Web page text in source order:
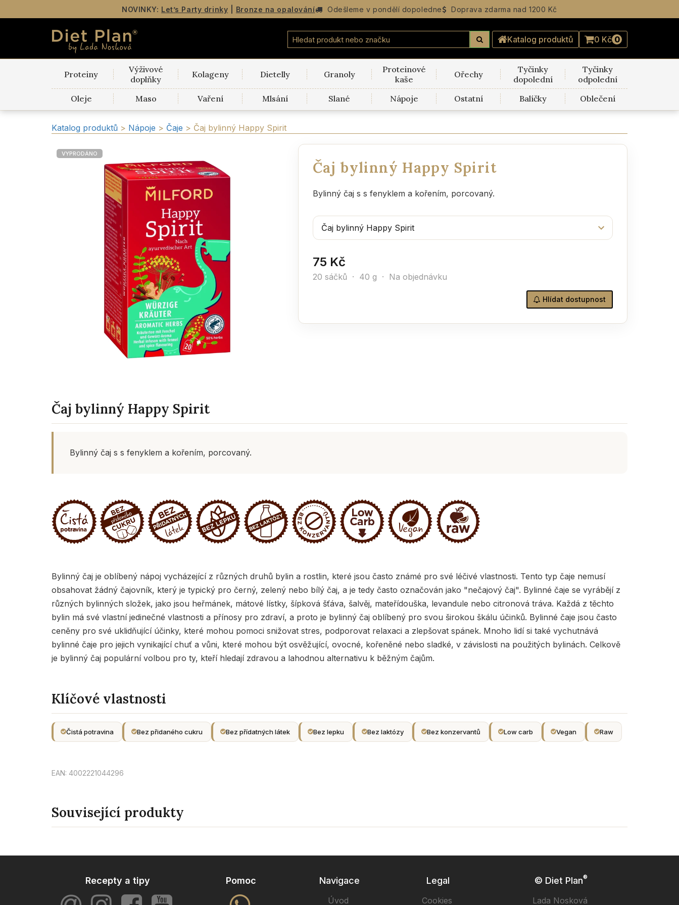
NOVINKY: Let’s Party drinky Bronze na opalování Odešleme vpondělí dopoledne Doprava zdarma nad 1200 Kč
Katalog produktů 0 Kč 0
Proteiny
Výživové
doplňky
Kolageny Dietelly Granoly
Proteinové
kaše
Ořechy
Tyčinky
dopolední
Tyčinky
odpolední
Oleje
Maso Vaření Mlsání Slané Nápoje Ostatní Balíčky Oblečení
Katalog produktů > Nápoje > Čaje > Čaj bylinný Happy Spirit
VYPRODÁNO
Čaj bylinný Happy Spirit
Bylinný čaj s s fenyklem a kořením, porcovaný.
75 Kč
20 sáčků · 40 g · Na objednávku
Hlídat dostupnost
Čaj bylinný Happy Spirit
Bylinný čaj s s fenyklem a kořením, porcovaný.
Bylinný čaj je oblíbený nápoj vycházející z různých druhů bylin a rostlin, které jsou často známé pro své léčivé vlastnosti. Tento typ čaje nemusí
obsahovat žádný čajovník, který je typický pro černý, zelený nebo bílý čaj, a je tedy často označován jako "nečajový čaj". Bylinné čaje se vyrábějí z
různých bylinných složek, jako jsou heřmánek, mátové lístky, šípková šťáva, šalvěj, mateřídouška, levandule nebo citronová tráva. Každá z těchto
bylin má své vlastní jedinečné vlastnosti a přínosy pro zdraví, a proto je bylinný čaj oblíbený pro svou širokou škálu účinků. Bylinné čaje jsou často
ceněny pro své uklidňující účinky, které mohou pomoci snižovat stres, podporovat relaxaci a zlepšovat spánek. Mnoho lidí si také vychutnává
bylinné čaje pro jejich vynikající chuť a vůni, které mohou být osvěžující, ovocné, kořeněné nebo sladké, v závislosti na použitých bylinách. Celkově
je bylinný čaj populární volbou pro ty, kteří hledají zdravou a lahodnou alternativu k běžným čajům.
Klíčové vlastnosti
Čistá potravina Bez přidaného cukru Bez přídatných látek Bez lepku Bez laktózy Bez konzervantů Low carb Vegan Raw
EAN: 4002221044296
Související produkty
Recepty a tipy Pomoc Navigace
Úvod
Legal
Cookies
© Diet Plan®
Lada Nosková